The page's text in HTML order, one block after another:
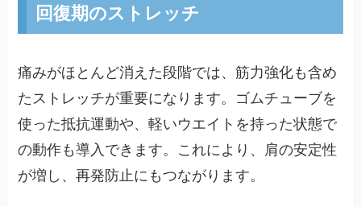
回復期のストレッチ
痛みがほとんど消えた段階では、筋力強化も含め
たストレッチが重要になります。ゴムチューブを
使った抵抗運動や、軽いウエイトを持った状態で
の動作も導入できます。これにより、肩の安定性
が増し、再発防止にもつながります。